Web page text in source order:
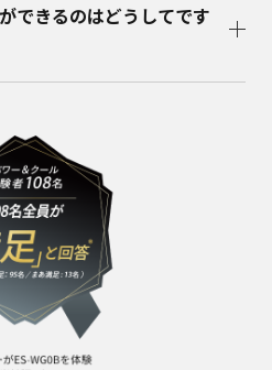
できるのはどうしてです